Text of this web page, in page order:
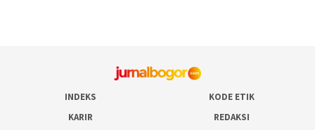
INDEKS
KODE ETIK
KARIR
REDAKSI